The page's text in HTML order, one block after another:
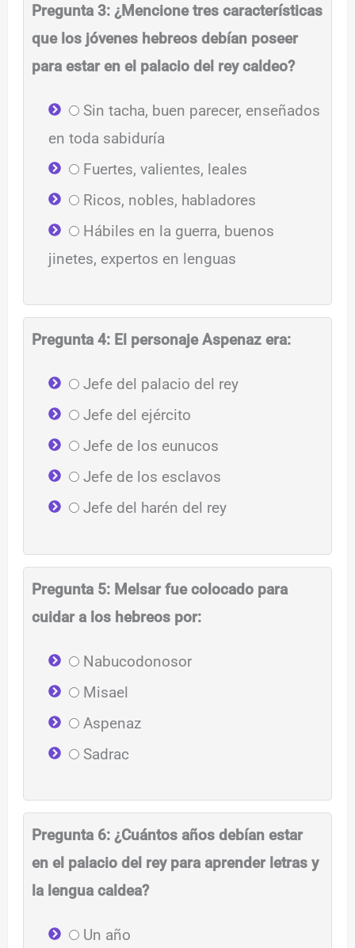
Pregunta 3: ¿Mencione tres características
que los jóvenes hebreos debían poseer
para estar en el palacio del rey caldeo?
Sin tacha, buen parecer, enseñados
en toda sabiduría
Fuertes, valientes, leales
Ricos, nobles, habladores
Hábiles en la guerra, buenos
jinetes, expertos en lenguas
Pregunta 4: El personaje Aspenaz era:
Jefe del palacio del rey
Jefe del ejército
Jefe de los eunucos
Jefe de los esclavos
Jefe del harén del rey
Pregunta 5: Melsar fue colocado para
cuidar a los hebreos por:
Nabucodonosor
Misael
Aspenaz
Sadrac
Pregunta 6: ¿Cuántos años debían estar
en el palacio del rey para aprender letras y
la lengua caldea?
Un año